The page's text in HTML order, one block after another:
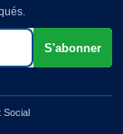
S'abonner
Social